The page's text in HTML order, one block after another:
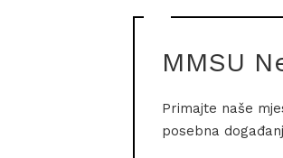
MMSU
Primajte naše
posebna